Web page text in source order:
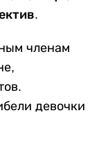
членам
девочки